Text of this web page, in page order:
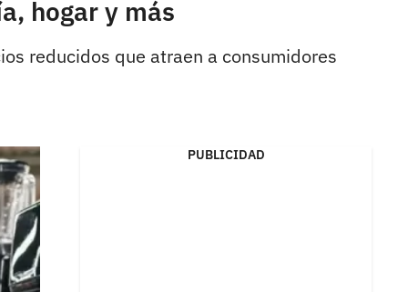
hogar y más
reducidos que atraen a consumidores
PUBLICIDAD